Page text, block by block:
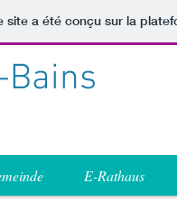
site a été conçu sur la
E-Rathaus